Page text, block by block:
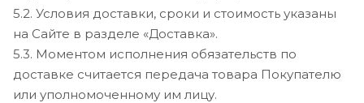
5.2. Условия доставки, сроки и стоимость указаны
на Сайте в разделе «Доставка».
5.3. Моментом исполнения обязательств по
доставке считается передача товара Покупателю
или уполномоченному им лицу.